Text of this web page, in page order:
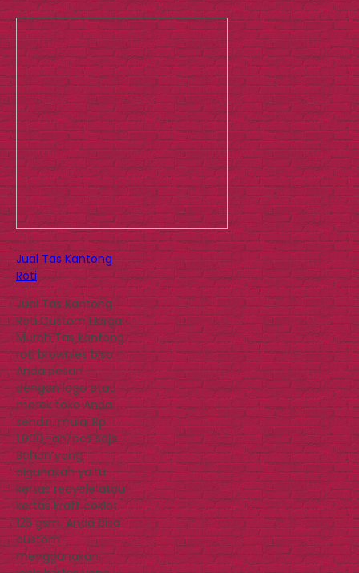
Jual Tas Kantong
Roti
Jual Tas Kantong
Roti Custom Harga
Murah Tas kantong
roti brownies bisa
Anda pesan
dengan logo atau
merek toko Anda
sendiri, mulai Rp.
1.000,-an/pcs saja.
Bahan yang
digunakan yaitu
kertas recycle atau
kertas kraft coklat
125 gsm. Anda bisa
custom
menggunakan